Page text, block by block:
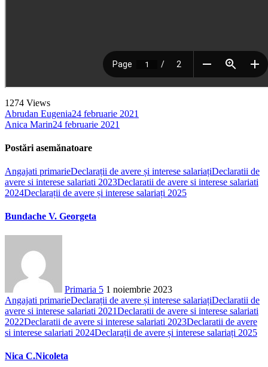
1274 Views
Abrudan Eugenia24 februarie 2021
Anica Marin24 februarie 2021
Postări asemănatoare
Angajati primarieDeclarații de avere și interese salariațiDeclaratii de
avere si interese salariati 2023Declaratii de avere si interese salariati
2024Declarații de avere și interese salariați 2025
Bundache V. Georgeta
Primaria 5 1 noiembrie 2023
Angajati primarieDeclarații de avere și interese salariațiDeclaratii de
avere si interese salariati 2021Declaratii de avere si interese salariati
2022Declaratii de avere si interese salariati 2023Declaratii de avere
si interese salariati 2024Declarații de avere și interese salariați 2025
Nica C.Nicoleta